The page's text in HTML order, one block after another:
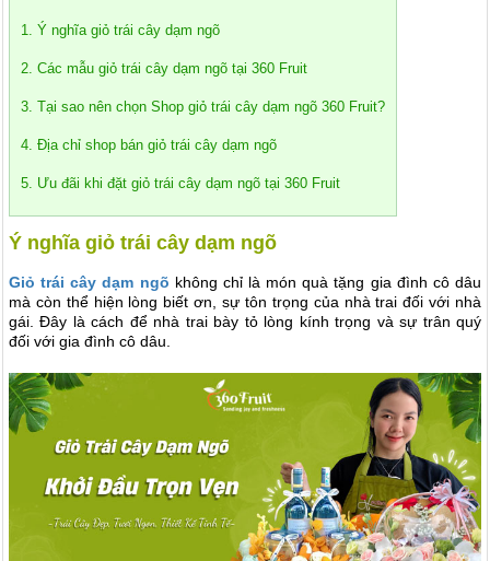
1. Ý nghĩa giỏ trái cây dạm ngõ
2. Các mẫu giỏ trái cây dạm ngõ tại 360 Fruit
3. Tại sao nên chọn Shop giỏ trái cây dạm ngõ 360 Fruit?
4. Địa chỉ shop bán giỏ trái cây dạm ngõ
5. Ưu đãi khi đặt giỏ trái cây dạm ngõ tại 360 Fruit
Ý nghĩa giỏ trái cây dạm ngõ
Giỏ trái cây dạm ngõ không chỉ là món quà tặng gia đình cô dâu
mà còn thể hiện lòng biết ơn, sự tôn trọng của nhà trai đối với nhà
gái. Đây là cách để nhà trai bày tỏ lòng kính trọng và sự trân quý
đối với gia đình cô dâu.